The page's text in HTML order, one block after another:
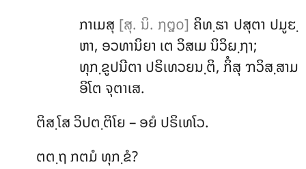
ກາເມສຸ [ສຸ. ນິ. ໗໘໐] ຄິທ຺ຘາ ປສຸຕາ ປມູຬ຺
ຫາ, ອວທານິຍາ ເຕ ວິສເມ ນິວິຏ຺ຐາ;
ທຸກ຺ຂູປນີຕາ ປຣິເທວຍນ຺ຕິ, ກິໍສຸ ຠວິສ຺ສາມ
ອິໂຕ ຈຸຕາເສ.
ຕິສ຺ໂສ ວິປຕ຺ຕິໂຍ – ອຍໍ ປຣິເທໂວ.
ຕຕ຺ຖກຕມໍ ທຸກ຺ຂໍ?